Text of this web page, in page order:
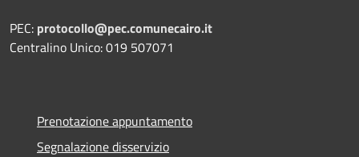
PEC: protocollo@pec.comunecairo.it
Centralino Unico: 019 507071
Prenotazione appuntamento
Segnalazione disservizio